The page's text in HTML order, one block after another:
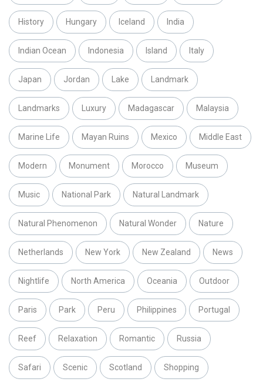
History Hungary Iceland India
Indian Ocean Indonesia Island Italy
Japan Jordan Lake Landmark
Landmarks Luxury Madagascar Malaysia
Marine Life Mayan Ruins Mexico Middle East
Modern Monument Morocco Museum
Music National Park Natural Landmark
Natural Phenomenon Natural Wonder Nature
Netherlands New York New Zealand News
Nightlife North America Oceania Outdoor
Paris Park Peru Philippines Portugal
Reef Relaxation Romantic Russia
Safari Scenic Scotland Shopping